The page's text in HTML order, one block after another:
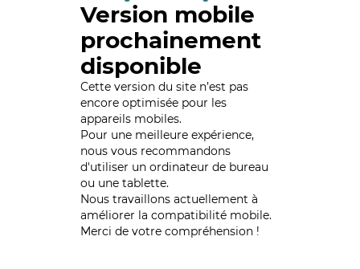
Version mobile
prochainement
disponible
Cette version du site n’est pas
encore optimisée pour les
appareils mobiles.
Pour une meilleure expérience,
nous vous recommandons
d'utiliser un ordinateur de bureau
ou une tablette.
Nous travaillons actuellement à
améliorer la compatibilité mobile.
Merci de votre compréhension !